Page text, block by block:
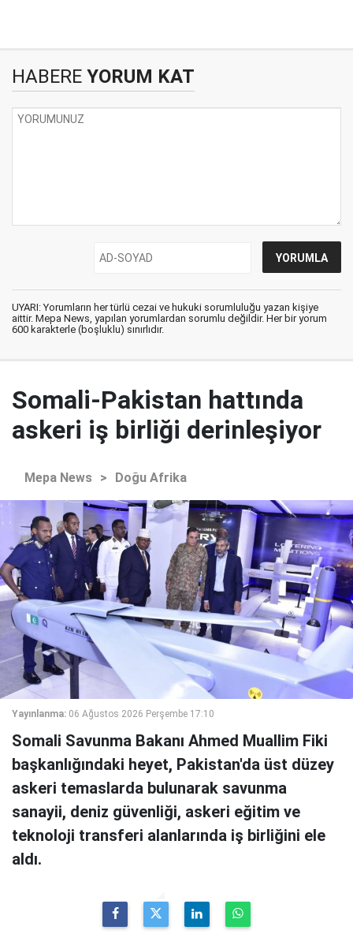
HABERE YORUM KAT
UYARI: Yorumların her türlü cezai ve hukuki sorumluluğu yazan kişiye
aittir. Mepa News, yapılan yorumlardan sorumlu değildir. Her bir yorum
600 karakterle (boşluklu) sınırlıdır.
Somali-Pakistan hattında
askeri iş birliği derinleşiyor
Mepa News > Doğu Afrika
Yayınlanma: 06 Ağustos 2026 Perşembe 17:10
Somali Savunma Bakanı Ahmed Muallim Fiki
başkanlığındaki heyet, Pakistan'da üst düzey
askeri temaslarda bulunarak savunma
sanayii, deniz güvenliği, askeri eğitim ve
teknoloji transferi alanlarında iş birliğini ele
aldı.